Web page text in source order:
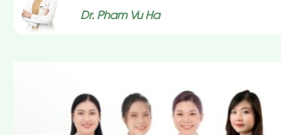
Dr. Pham Vu Ha